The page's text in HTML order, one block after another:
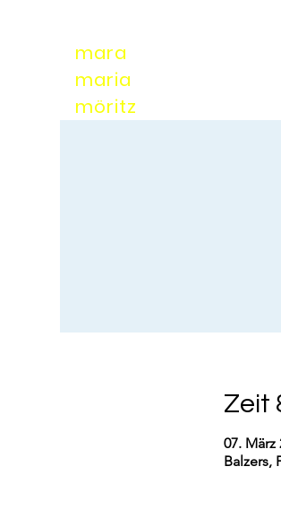
mara
maria
möritz
Zeit
07. März
Balzers,